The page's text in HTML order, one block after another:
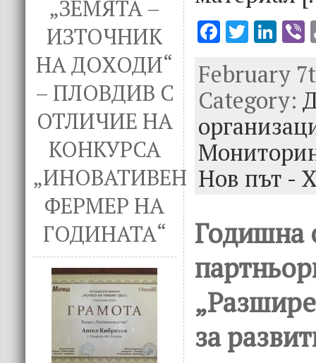
„ЗЕМЯТА –
ИЗТОЧНИК
НА ДОХОДИ“
– ПЛОВДИВ С
ОТЛИЧИЕ НА
КОНКУРСА
„ИНОВАТИВЕН
ФЕРМЕР НА
ГОДИНАТА“
F
e
b
o
o
k
T
it
te
r
Li
k
e
dI
n
February
Category:
Нов път -
Годишна
за